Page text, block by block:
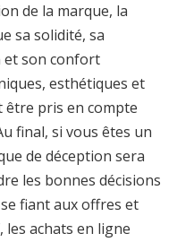
de la marque, la
sa solidité, sa
et son confort
esthétiques et
pris en compte
final, si vous êtes un
de déception sera
les bonnes décisions
fiant aux offres et
les achats en ligne